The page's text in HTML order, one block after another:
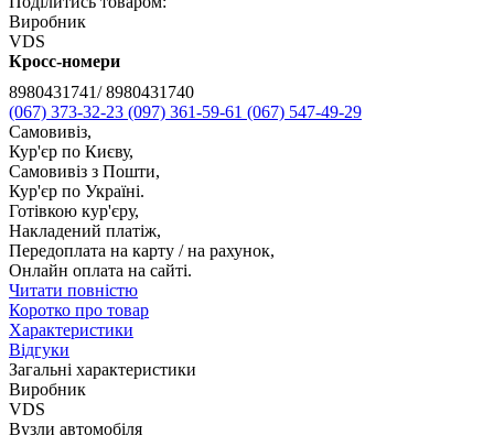
Виробник
VDS
Кросс-номери
8980431741/ 8980431740
(067) 373-32-23 (097) 361-59-61 (067) 547-49-29
Самовивіз,
Кур'єр по Києву,
Самовивіз з Пошти,
Кур'єр по Україні.
Готівкою кур'єру,
Накладений платіж,
Передоплата на карту / на рахунок,
Онлайн оплата на сайті.
Читати повністю
Коротко про товар
Характеристики
Відгуки
Загальні характеристики
Виробник
VDS
Вузли автомобіля